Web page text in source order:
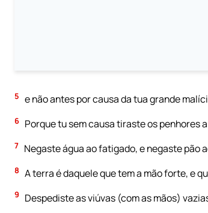
5 e não antes por causa da tua grande
6 Porque tu sem causa tiraste os penhores
7 Negaste água ao fatigado, e negaste pão
8 A terra é daquele que tem a mão forte, e
9 Despediste as viúvas (com as mãos)